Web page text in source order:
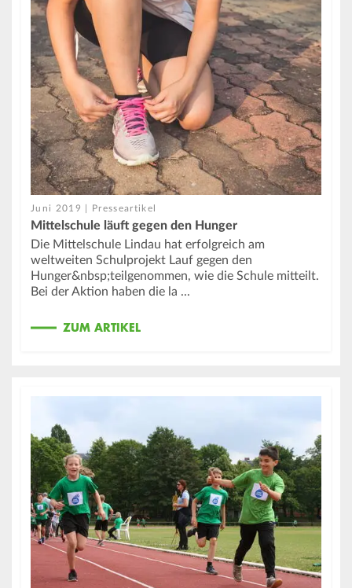
Juni 2019 | Presseartikel
Mittelschule läuft gegen den Hunger
Die Mittelschule Lindau hat erfolgreich am
weltweiten Schulprojekt Lauf gegen den
Hunger&nbsp;teilgenommen, wie die Schule mitteilt.
Bei der Aktion haben die la ...
ZUM ARTIKEL